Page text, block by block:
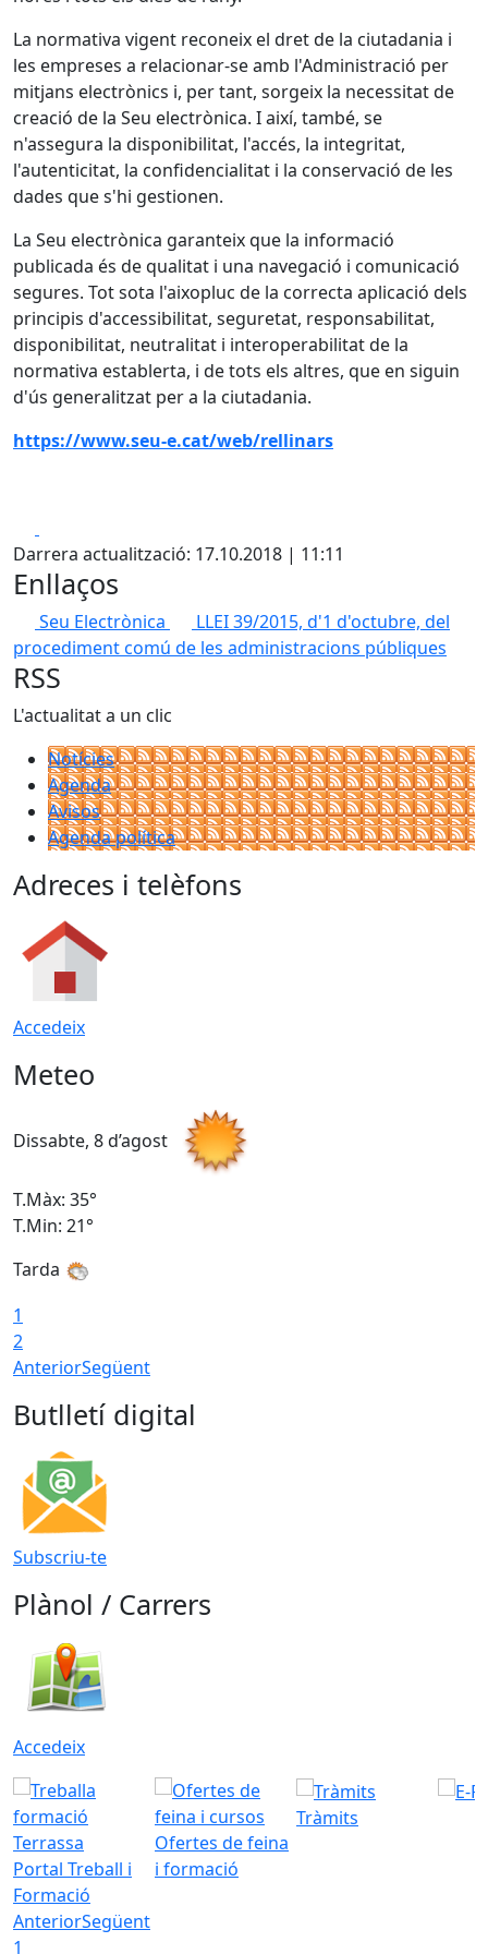
La normativa vigent reconeix el dret de la ciutadania i
les empreses a relacionar-se amb l'Administració per
mitjans electrònics i, per tant, sorgeix la necessitat de
creació de la Seu electrònica. I així, també, se
n'assegura la disponibilitat, l'accés, la integritat,
l'autenticitat, la confidencialitat i la conservació de les
dades que s'hi gestionen.
La Seu electrònica garanteix que la informació
publicada és de qualitat i una navegació i comunicació
segures. Tot sota l'aixopluc de la correcta aplicació dels
principis d'accessibilitat, seguretat, responsabilitat,
disponibilitat, neutralitat i interoperabilitat de la
normativa establerta, i de tots els altres, que en siguin
d'ús generalitzat per a la ciutadania.
https://www.seu-e.cat/web/rellinars
Darrera actualització: 17.10.2018 | 11:11
Enllaços
Seu Electrònica
LLEI 39/2015, d'1 d'octubre, del
procediment comú de les administracions públiques
RSS
L'actualitat a un clic
Notícies
Agenda
Avisos
Agenda política
Adreces i telèfons
Accedeix
Meteo
Dissabte, 8 d’agost
T.Màx: 35°
T.Min: 21°
Tarda
1
2
AnteriorSegüent
Butlletí digital
Subscriu-te
Plànol / Carrers
Accedeix
Portal Treball i
Formació
Ofertes de feina
i formació
Tràmits
AnteriorSegüent
1